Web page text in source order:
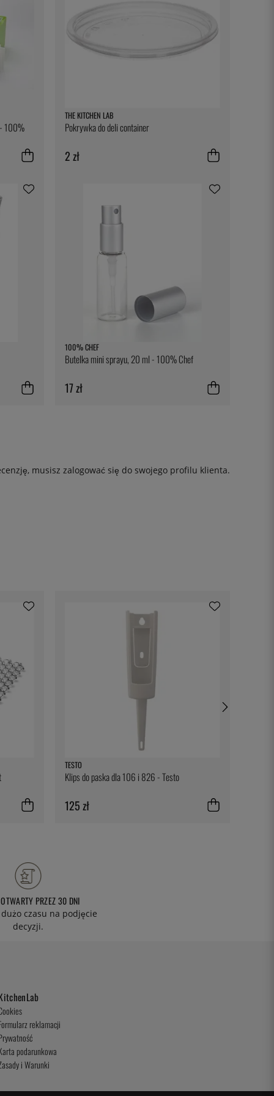
100%
THE KITCHEN LAB
Pokrywka do deli container
2 zł
100% CHEF
Butelka mini sprayu, 20 ml - 100% Chef
17 zł
musisz zalogować się do swojego profilu klienta.
TESTO
Klips do paska dla 106 i 826 - Testo
125 zł
PRZEZ 30 DNI
czasu na podjęcie
decyzji.
reklamacji
podarunkowa
i Warunki